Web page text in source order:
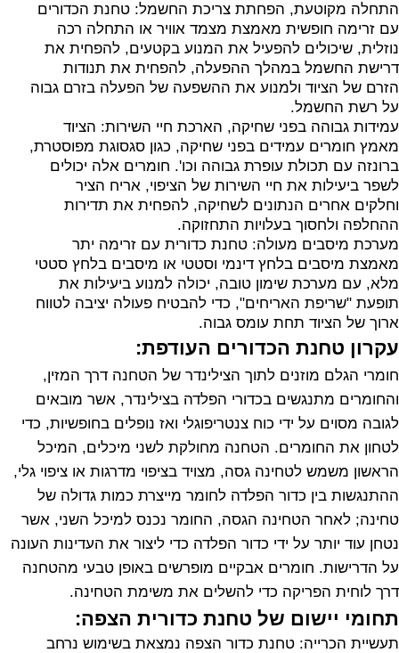
התחלה מקוטעת, הפחתת צריכת החשמל: טחנת הכדורים
עם זרימה חופשית מאמצת מצמד אוויר או התחלה רכה
נוזלית, שיכולים להפעיל את המנוע בקטעים, להפחית את
דרישת החשמל במהלך ההפעלה, להפחית את תנודות
הזרם של הציוד ולמנוע את ההשפעה של הפעלה בזרם גבוה
על רשת החשמל.
עמידות גבוהה בפני שחיקה, הארכת חיי השירות: הציוד
מאמץ חומרים עמידים בפני שחיקה, כגון סגסוגת מפוסטרת,
ברונזה עם תכולת עופרת גבוהה וכו'. חומרים אלה יכולים
לשפר ביעילות את חיי השירות של הציפוי, אריח הציר
וחלקים אחרים הנתונים לשחיקה, להפחית את תדירות
ההחלפה ולחסוך בעלויות התחזוקה.
מערכת מיסבים מעולה: טחנת כדורית עם זרימה יתר
מאמצת מיסבים בלחץ דינמי וסטטי או מיסבים בלחץ סטטי
מלא, עם מערכת שימון טובה, יכולה למנוע ביעילות את
תופעת "שריפת האריחים", כדי להבטיח פעולה יציבה לטווח
ארוך של הציוד תחת עומס גבוה.
עקרון טחנת הכדורים העודפת:
חומרי הגלם מוזנים לתוך הצילינדר של הטחנה דרך המזין,
והחומרים מתנגשים בכדורי הפלדה בצילינדר, אשר מובאים
לגובה מסוים על ידי כוח צנטריפוגלי ואז נופלים בחופשיות, כדי
לטחון את החומרים. הטחנה מחולקת לשני מיכלים, המיכל
הראשון משמש לטחינה גסה, מצויד בציפוי מדרגות או ציפוי גלי,
ההתנגשות בין כדור הפלדה לחומר מייצרת כמות גדולה של
טחינה; לאחר הטחינה הגסה, החומר נכנס למיכל השני, אשר
נטחן עוד יותר על ידי כדור הפלדה כדי ליצור את העדינות העונה
על הדרישות. חומרים אבקיים מופרשים באופן טבעי מהטחנה
דרך לוחית הפריקה כדי להשלים את משימת הטחינה.
תחומי יישום של טחנת כדורית הצפה:
תעשיית הכרייה: טחנת כדור הצפה נמצאת בשימוש נרחב